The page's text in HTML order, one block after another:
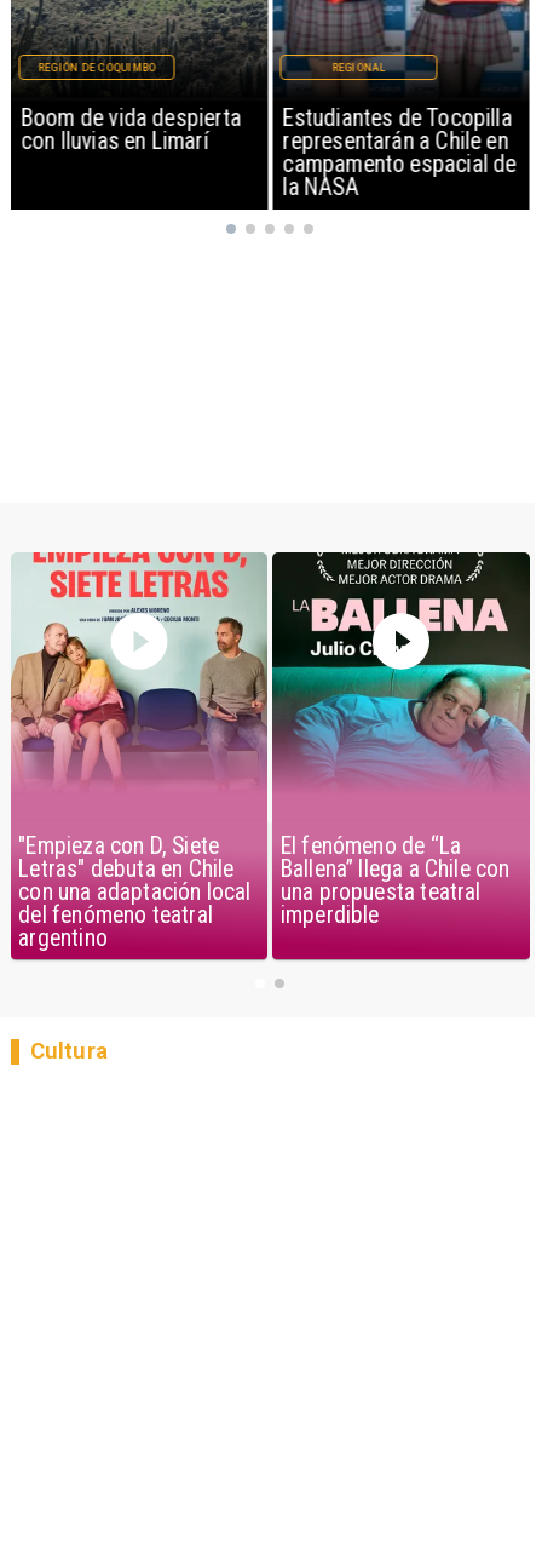
Boom de vida despierta
con lluvias en Limarí
REGIÓN DE COQUIMBO
Estudiantes de Tocopilla
representarán a Chile en
campamento espacial de
la NASA
REGIONAL
"Empieza con D, Siete
Letras" debuta en Chile
con una adaptación local
del fenómeno teatral
argentino
El fenómeno de “La
Ballena” llega a Chile con
una propuesta teatral
imperdible
Cultura